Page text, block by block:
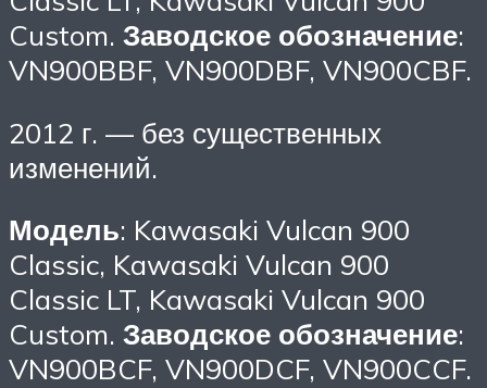
Custom. Заводское обозначение:
VN900BBF, VN900DBF, VN900CBF.
2012 г. — без существенных
изменений.
Модель: Kawasaki Vulcan 900
Classic, Kawasaki Vulcan 900
Classic LT, Kawasaki Vulcan 900
Custom. Заводское обозначение:
VN900BCF, VN900DCF, VN900CCF.